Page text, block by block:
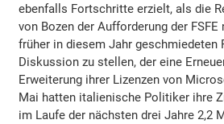
ebenfalls Fortschritte erzielt, als die
von Bozen der Aufforderung der FSFE
früher in diesem Jahr geschmiedeten
Diskussion zu stellen, der eine
Erweiterung ihrer Lizenzen von
Mai hatten italienische Politiker ihre
im Laufe der nächsten drei Jahre 2,2